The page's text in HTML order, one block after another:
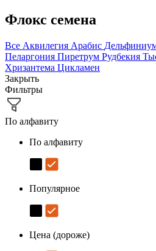
Флокс семена
Все Аквилегия Арабис
Пеларгония Пиретрум Рудбекия
Хризантема Цикламен
Закрыть
Фильтры
По алфавиту
По алфавиту
Популярное
Цена (дороже)